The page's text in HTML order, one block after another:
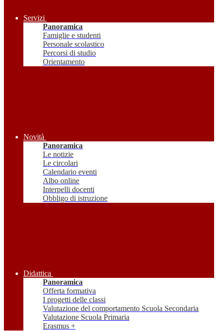
Servizi
Panoramica
Famiglie e studenti
Personale scolastico
Percorsi di studio
Orientamento
Novità
Panoramica
Le notizie
Le circolari
Calendario eventi
Albo online
Interpelli docenti
Obbligo di istruzione
Didattica
Panoramica
Offerta formativa
I progetti delle classi
Valutazione del comportamento Scuola Secondaria
Valutazione Scuola Primaria
Erasmus +